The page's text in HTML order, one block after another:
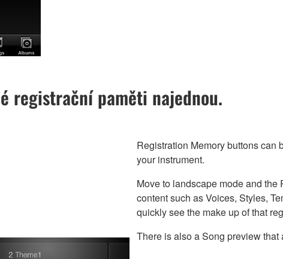
registrační paměti najednou.
Registration Memory buttons can
your instrument.
Move to landscape mode and
content such as Voices, Styles,
quickly see the make up of that
There is also a Song preview